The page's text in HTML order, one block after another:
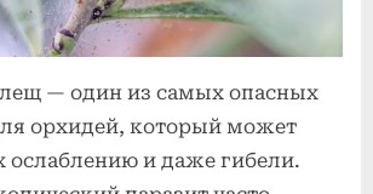
паутинного
клеща
— один из самых опасных
орхидей, который может
ослаблению и даже гибели.